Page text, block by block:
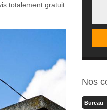
totalement gratuit
Nos
Bureau